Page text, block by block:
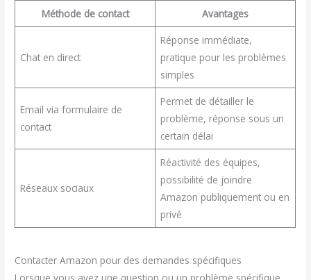
Méthode de contact Avantages
Chat en direct
Réponse immédiate,
pratique pour les problèmes
simples
Email via formulaire de
contact
Permet de détailler le
problème, réponse sous un
certain délai
Réseaux sociaux
Réactivité des équipes,
possibilité de joindre
Amazon publiquement ou en
privé
Contacter Amazon pour des demandes spécifiques